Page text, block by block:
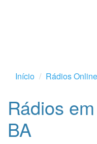
Início Rádios Online
Rádios
BA